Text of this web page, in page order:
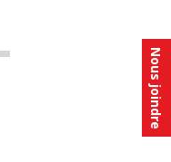
Nous joindre